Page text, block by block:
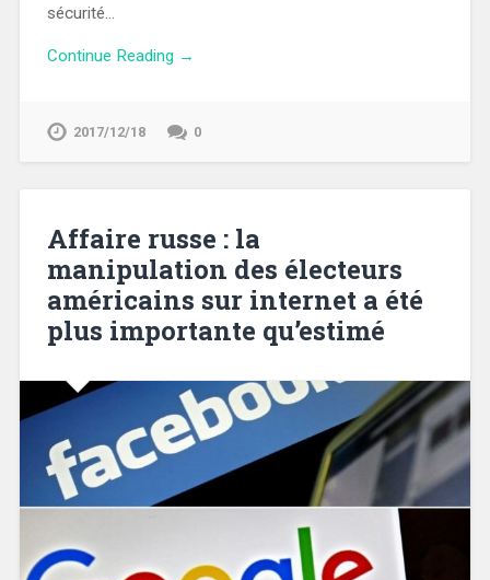
sécurité…
Continue Reading →
2017/12/18 0
Affaire russe : la
manipulation des électeurs
américains sur internet a été
plus importante qu’estimé